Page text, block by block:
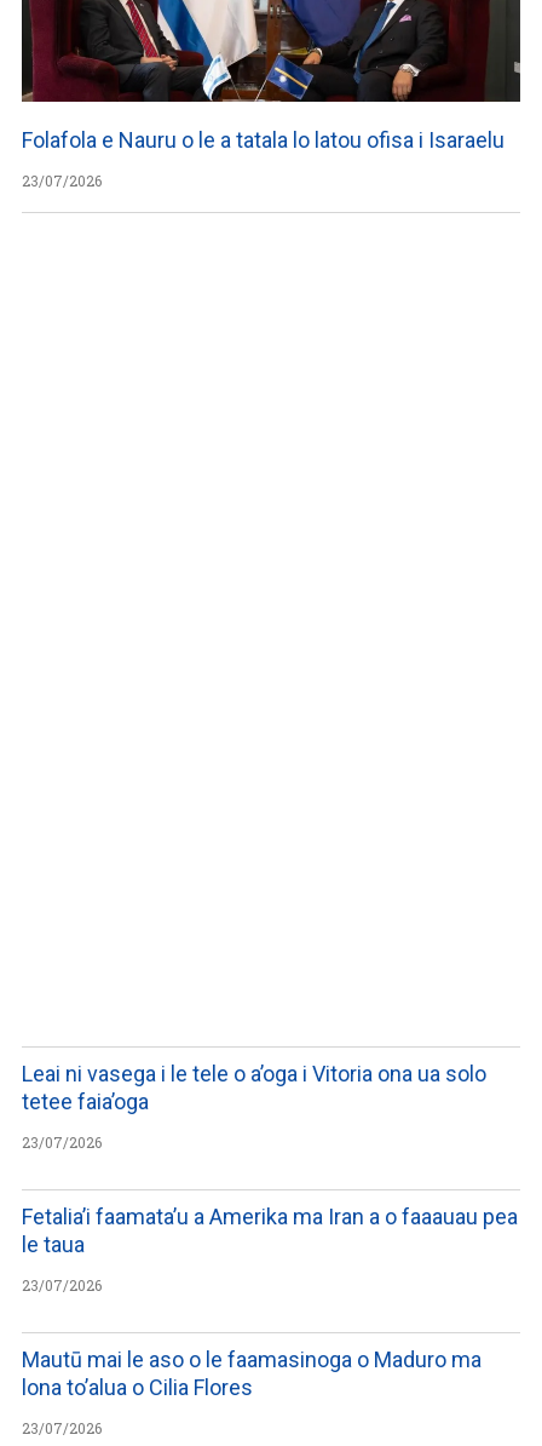
Folafola e Nauru o le a tatala lo latou ofisa i Isaraelu
23/07/2026
Leai ni vasega i le tele o a’oga i Vitoria ona ua solo
tetee faia’oga
23/07/2026
Fetalia’i faamata’u a Amerika ma Iran a o faaauau pea
le taua
23/07/2026
Mautū mai le aso o le faamasinoga o Maduro ma
lona to’alua o Cilia Flores
23/07/2026